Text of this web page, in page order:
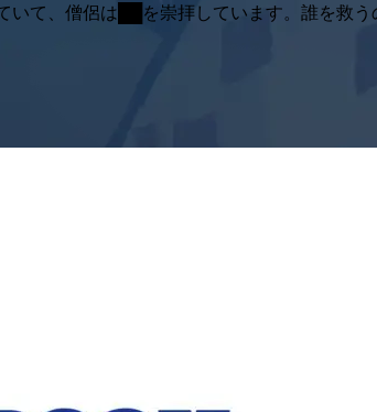
て、僧侶は██を崇拝しています。誰を救う